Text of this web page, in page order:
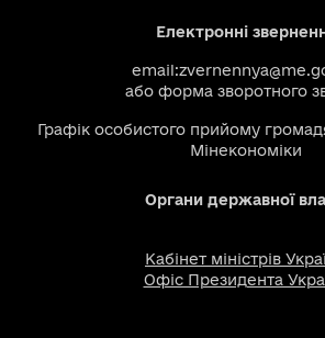
Електронні
email:
або форма зворотного
Графік особистого прийому
Мінекономіки
Органи державної
Кабінет міністрів
Офіс Президента